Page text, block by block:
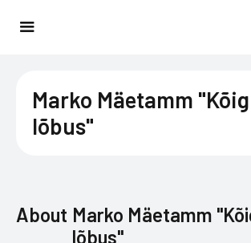
Marko Mäetamm
lõbus"
About Marko Mäetamm
lõbus"